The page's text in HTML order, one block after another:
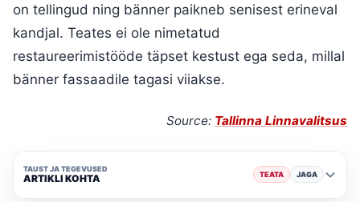
on tellingud ning bänner paikneb senisest erineval
kandjal. Teates ei ole nimetatud
restaureerimistööde täpset kestust ega seda, millal
bänner fassaadile tagasi viiakse.
Source: Tallinna Linnavalitsus
TAUST JA TEGEVUSED
ARTIKLI KOHTA TEATA JAGA